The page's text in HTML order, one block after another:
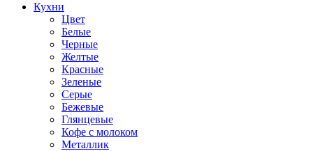
Кухни
Цвет
Белые
Черные
Желтые
Красные
Зеленые
Серые
Бежевые
Глянцевые
Кофе с молоком
Металлик